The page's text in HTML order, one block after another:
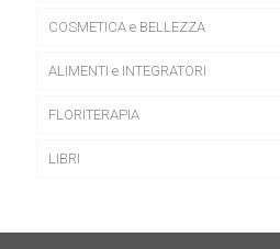
COSMETICA e BELLEZZA
ALIMENTI e INTEGRATORI
FLORITERAPIA
LIBRI